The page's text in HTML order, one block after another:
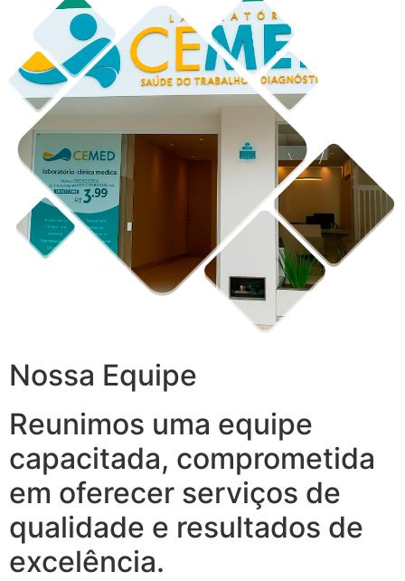
Nossa Equipe
Reunimos uma equipe
capacitada, comprometida
em oferecer serviços de
qualidade e resultados de
excelência.